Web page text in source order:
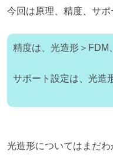
今回は原理、精度、サポ
精度は、光造形＞FDM、
サポート設定は、光造
光造形についてはまだ